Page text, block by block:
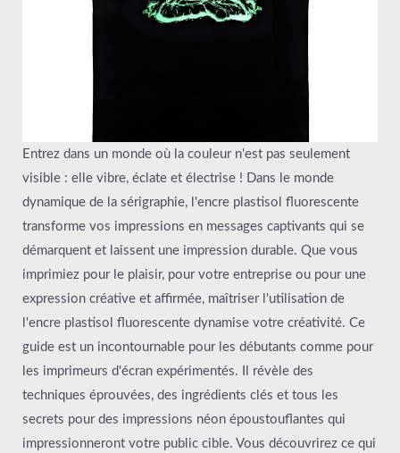
Entrez dans un monde où la couleur n'est pas seulement
visible : elle vibre, éclate et électrise ! Dans le monde
dynamique de la sérigraphie, l'encre plastisol fluorescente
transforme vos impressions en messages captivants qui se
démarquent et laissent une impression durable. Que vous
imprimiez pour le plaisir, pour votre entreprise ou pour une
expression créative et affirmée, maîtriser l'utilisation de
l'encre plastisol fluorescente dynamise votre créativité. Ce
guide est un incontournable pour les débutants comme pour
les imprimeurs d'écran expérimentés. Il révèle des
techniques éprouvées, des ingrédients clés et tous les
secrets pour des impressions néon époustouflantes qui
impressionneront votre public cible. Vous découvrirez ce qui